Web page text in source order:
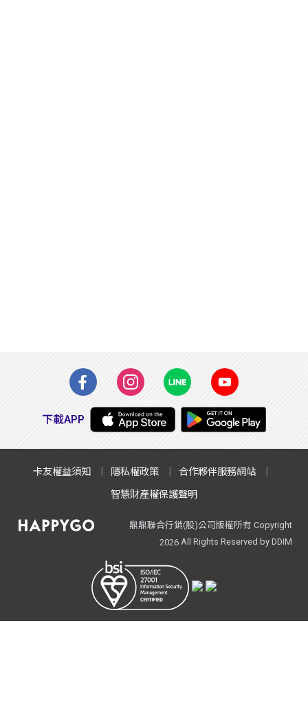
下載APP
卡友權益須知 隱私權政策
合作夥伴服務網站
智慧財產權保護聲明
鼎鼎聯合行銷(股)公司版權所有 Copyright
2026All Rights Reserved by DDIM